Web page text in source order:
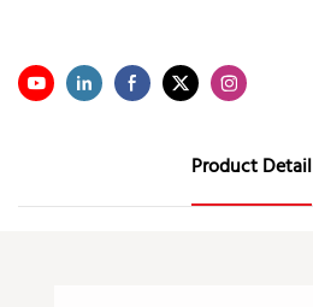
Product Detail